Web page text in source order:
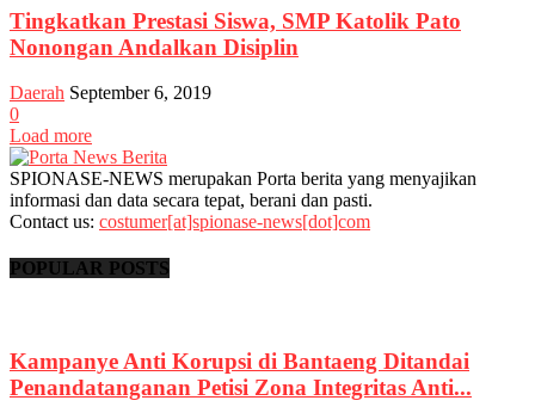
Tingkatkan Prestasi Siswa, SMP Katolik Pato
Nonongan Andalkan Disiplin
Daerah September 6, 2019
0
Load more
SPIONASE-NEWS merupakan Porta berita yang menyajikan
informasi dan data secara tepat, berani dan pasti.
Contact us: costumer[at]spionase-news[dot]com
POPULAR POSTS
Kampanye Anti Korupsi di Bantaeng Ditandai
Penandatanganan Petisi Zona Integritas Anti...